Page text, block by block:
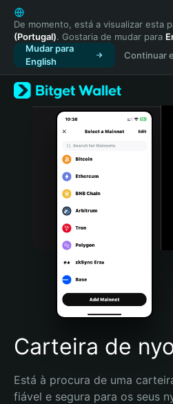
English
日本語
Tiếng Việt
Русский
Español (Latinoamérica)
Türkçe
Italiano
Português (Portugal)
Bahasa Indonesia
Português (Brasil)
Español (Argentina)
De momento, está a visualizar esta
(Portugal). Gostaria de mudar para
Mudar para
English
Continuar
Carteira de
Está à procura de uma
fiável e segura para os seus